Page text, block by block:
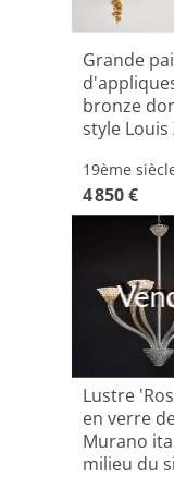
Grande
bronze
style Louis
19ème
4 850 €
Lustre
en verre
Murano
milieu du